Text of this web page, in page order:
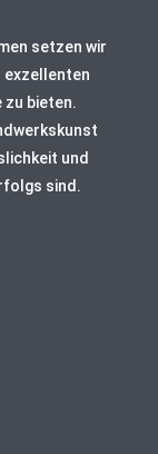
setzen wir
exzellenten
zu bieten.
und
sind.